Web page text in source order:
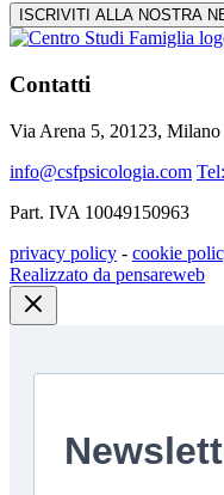
ISCRIVITI ALLA NOSTRA
Contatti
Via Arena 5, 20123, Milano
info@csfpsicologia.com
Part. IVA 10049150963
privacy policy - cookie
Realizzato da pensareweb